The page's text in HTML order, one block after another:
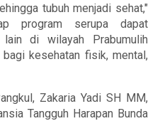
tubuh menjadi sehat,"
program serupa dapat
di wilayah Prabumulih
kesehatan fisik, mental,
Zakaria Yadi SH MM,
Tangguh Harapan Bunda